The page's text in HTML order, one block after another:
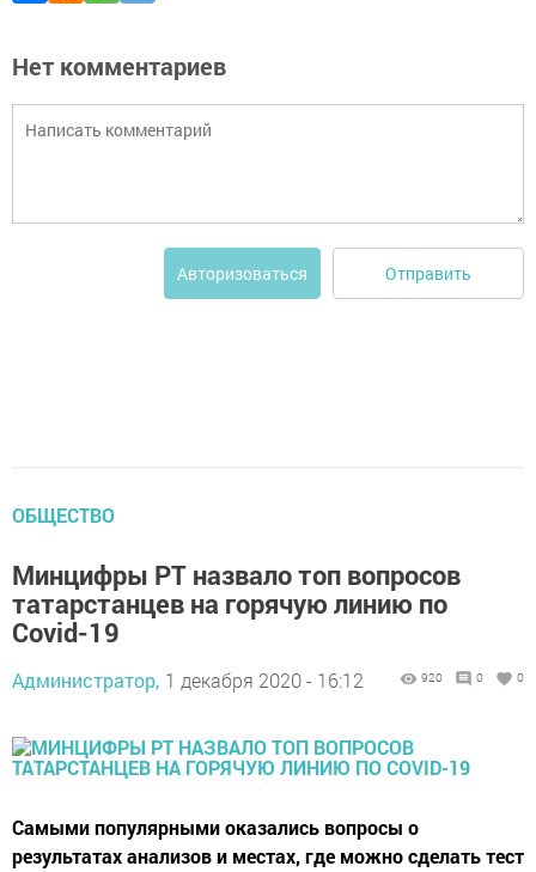
Нет комментариев
Авторизоваться Отправить
ОБЩЕСТВО
Минцифры РТ назвало топ вопросов
татарстанцев на горячую линию по
Covid-19
Администратор, 1 декабря 2020 - 16:12 920 0 0
Самыми популярными оказались вопросы о
результатах анализов и местах, где можно сделать тест